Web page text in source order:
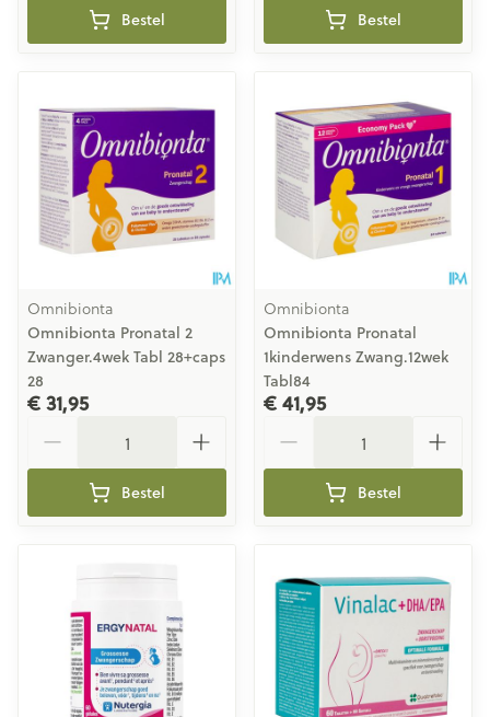
Bestel Bestel
Omnibionta
Omnibionta Pronatal 2
Zwanger.4wek Tabl 28+caps
28
€ 31,95
Bestel
Omnibionta
Omnibionta Pronatal
1kinderwens Zwang.12wek
Tabl84
€ 41,95
Bestel